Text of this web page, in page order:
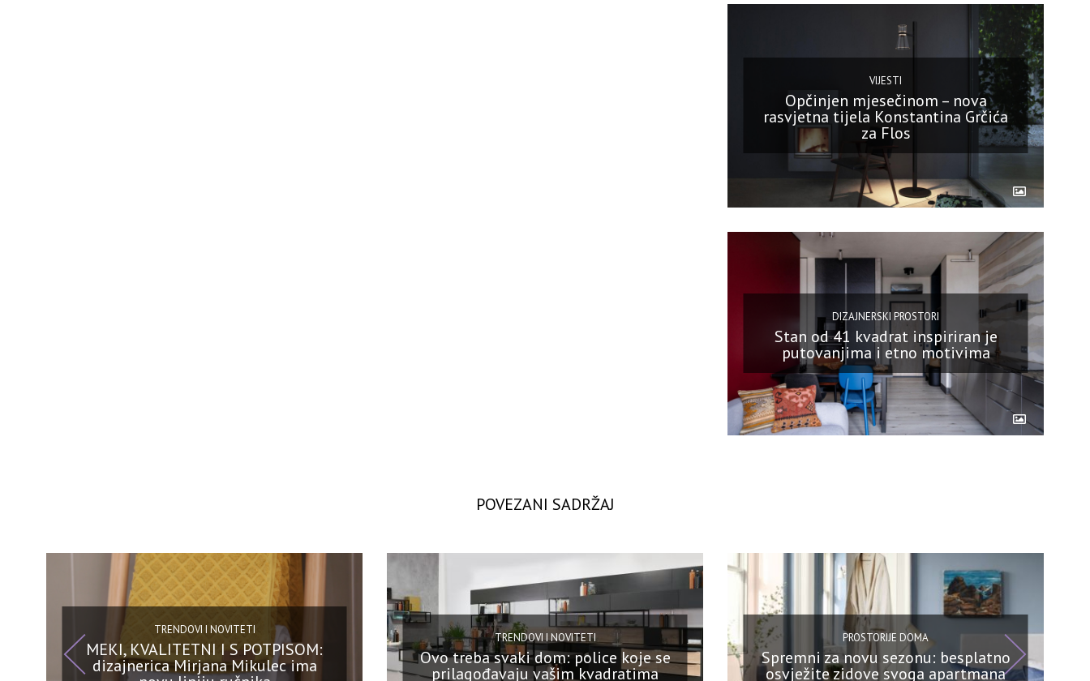
VIJESTI
Opčinjen mjesečinom – nova
rasvjetna tijela Konstantina Grčića
za Flos
DIZAJNERSKI PROSTORI
Stan od 41 kvadrat inspiriran je
putovanjima i etno motivima
POVEZANI SADRŽAJ
TRENDOVI I NOVITETI
MEKI, KVALITETNI I S POTPISOM:
dizajnerica Mirjana Mikulec ima
TRENDOVI I NOVITETI
Ovo treba svaki dom: police koje se
prilagođavaju vašim kvadratima
PROSTORIJE DOMA
Spremni za novu sezonu: besplatno
osvježite zidove svoga apartmana